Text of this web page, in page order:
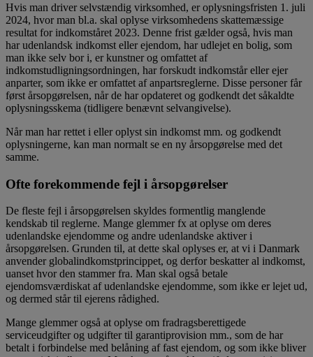
Hvis man driver selvstændig virksomhed, er oplysningsfristen 1. juli
2024, hvor man bl.a. skal oplyse virksomhedens skattemæssige
resultat for indkomståret 2023. Denne frist gælder også, hvis man
har udenlandsk indkomst eller ejendom, har udlejet en bolig, som
man ikke selv bor i, er kunstner og omfattet af
indkomstudligningsordningen, har forskudt indkomstår eller ejer
anparter, som ikke er omfattet af anpartsreglerne. Disse personer får
først årsopgørelsen, når de har opdateret og godkendt det såkaldte
oplysningsskema (tidligere benævnt selvangivelse).
Når man har rettet i eller oplyst sin indkomst mm. og godkendt
oplysningerne, kan man normalt se en ny årsopgørelse med det
samme.
Ofte forekommende fejl i årsopgørelser
De fleste fejl i årsopgørelsen skyldes formentlig manglende
kendskab til reglerne. Mange glemmer fx at oplyse om deres
udenlandske ejendomme og andre udenlandske aktiver i
årsopgørelsen. Grunden til, at dette skal oplyses er, at vi i Danmark
anvender globalindkomstprincippet, og derfor beskatter al indkomst,
uanset hvor den stammer fra. Man skal også betale
ejendomsværdiskat af udenlandske ejendomme, som ikke er lejet ud,
og dermed står til ejerens rådighed.
Mange glemmer også at oplyse om fradragsberettigede
serviceudgifter og udgifter til garantiprovision mm., som de har
betalt i forbindelse med belåning af fast ejendom, og som ikke bliver